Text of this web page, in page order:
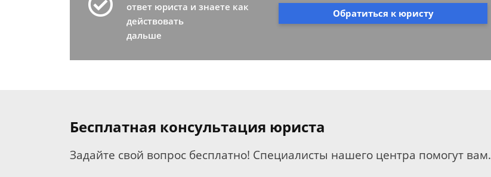
ответ юриста и знаете как
действовать
дальше
Обратиться к юристу
Бесплатная консультация юриста
Задайте свой вопрос бесплатно! Специалисты нашего центра помогут вам.